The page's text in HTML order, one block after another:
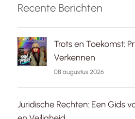
Recente Berichten
Trots en Toekomst:
Verkennen
08 augustus 2026
Juridische Rechten: Een Gids